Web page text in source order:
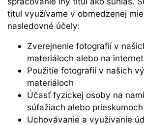
titul využívame v obmedzenej
nasledovné účely:
Zverejnenie fotografií v
materiáloch alebo na
Použitie fotografií v našich
materiáloch
Účasť fyzickej osoby na
súťažiach alebo prieskumoch
Uchovávanie a využívanie